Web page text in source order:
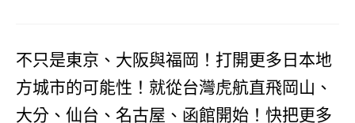
不只是東京、大阪與福岡！打開更多日本地
方城市的可能性！就從台灣虎航直飛岡山、
大分、仙台、名古屋、函館開始！快把更多